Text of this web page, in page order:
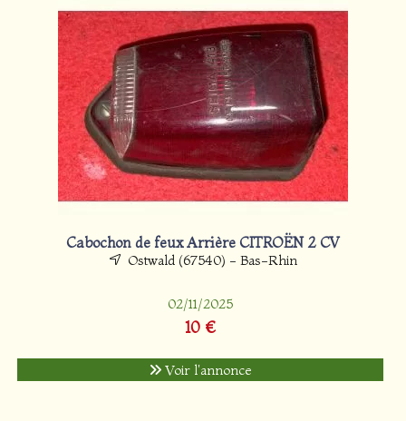
Cabochon de feux Arrière CITROËN 2 CV
Ostwald (67540) - Bas-Rhin
02/11/2025
10 €
Voir l'annonce